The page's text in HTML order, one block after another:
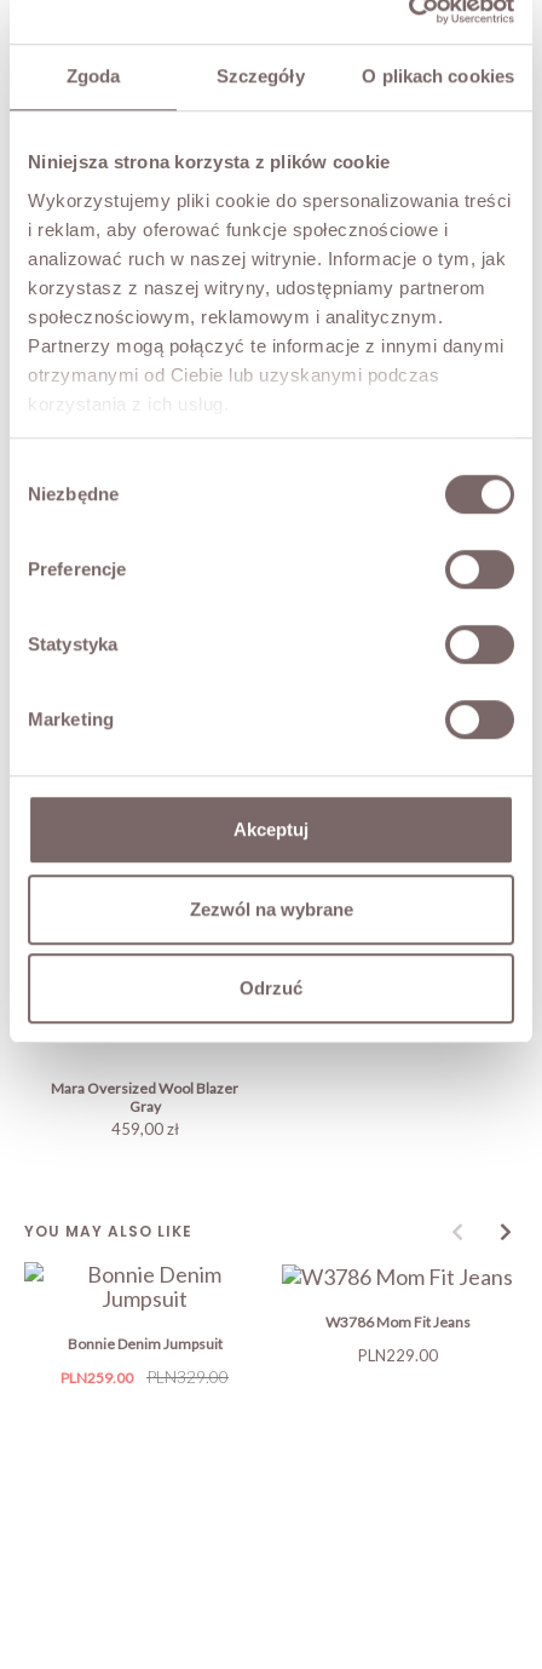
Zgoda Szczegóły O plikach cookies
Niniejsza strona korzysta z plików cookie
Wykorzystujemy pliki cookie do spersonalizowania treści
i reklam, aby oferować funkcje społecznościowe i
analizować ruch w naszej witrynie. Informacje o tym, jak
korzystasz z naszej witryny, udostępniamy partnerom
społecznościowym, reklamowym i analitycznym.
Partnerzy mogą połączyć te informacje z innymi danymi
otrzymanymi od Ciebie lub uzyskanymi podczas
korzystania z ich usług.
zgody
Niezbędne
Preferencje
Statystyka
Marketing
Akceptuj
Zezwól na wybrane
Odrzuć
XS S M L XL
ADD TO CART
NEW! TRY IT ON VIRTUALLY
DESCRIPTION
Fashionable balloon-cut trousers that combine modern
• Wide legs,
The model is 173 cm tall and wears a size M.
FABRIC / ADDITIONAL INFORMATION
Ask about product
Mara Oversized Wool Blazer
Gray
459,00 zł
YOU MAY ALSO LIKE
Bonnie Denim Jumpsuit
Price
PLN259.00
Regular
PLN329.00
W3786 Mom Fit Jeans
Price
PLN229.00